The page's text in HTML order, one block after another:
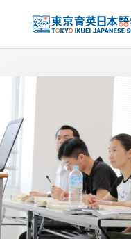
မြန်မာဘာသာ
တိုကျိုအိကေအိကျောင်း
စာမျက်နှာခေါင်းစဉ်:
ကျောင်းဝင်ခွင့်လမ်းညွှန်
အောင်မြင်မှုများ
ကျောင်းဝင်းဘဝ